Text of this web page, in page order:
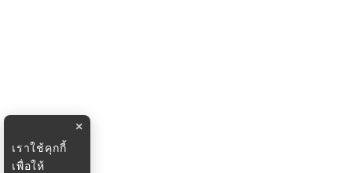
×
เราใช้คุกกี้
เพื่อให้